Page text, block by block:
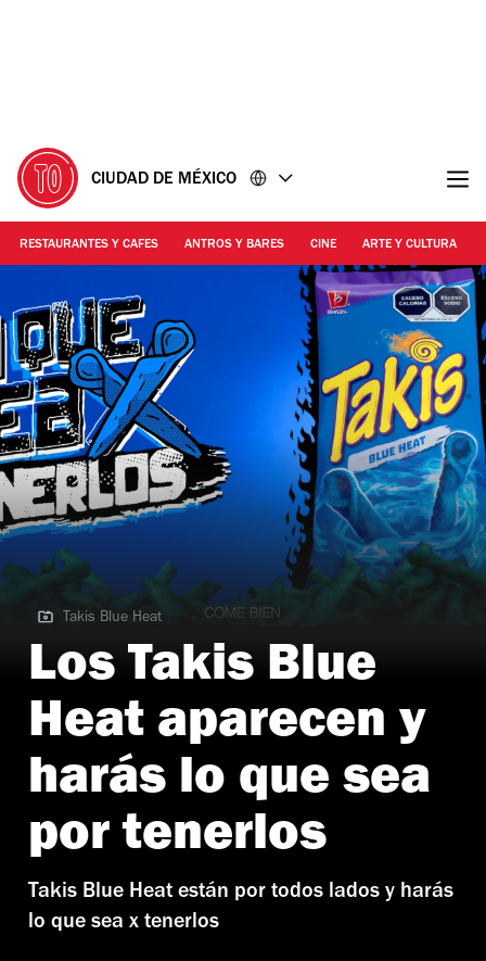
CIUDAD DE MÉXICO
RESTAURANTES Y CAFES ANTROS Y BARES CINE ARTE Y CULTURA
Takis Blue Heat
Takis Blue Heat
Los Takis Blue
Heat aparecen y
harás lo que sea
por tenerlos
Takis Blue Heat están por todos lados y harás
lo que sea x tenerlos